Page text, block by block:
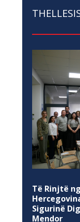
Të Rinjtë
Sigurinë
Mendor